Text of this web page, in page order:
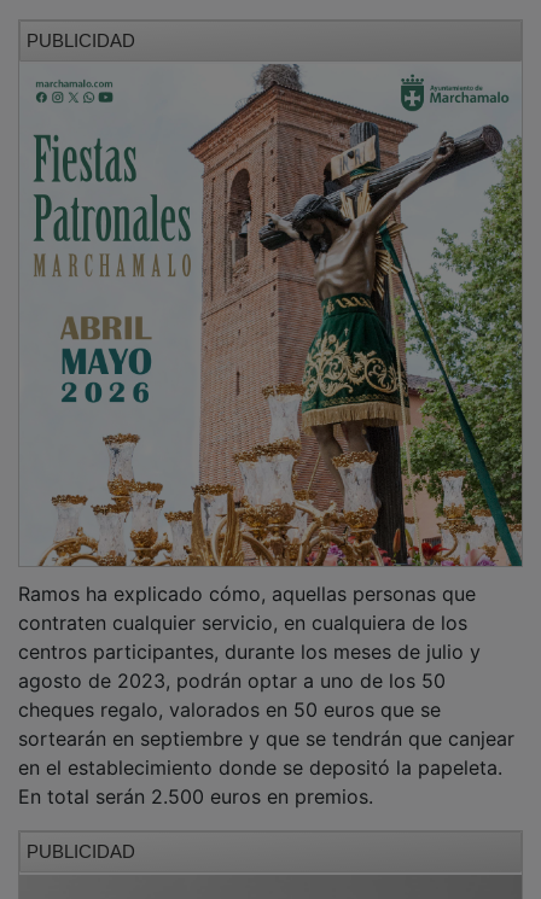
Ramos ha explicado cómo, aquellas personas que
contraten cualquier servicio, en cualquiera de los
centros participantes, durante los meses de julio y
agosto de 2023, podrán optar a uno de los 50
cheques regalo, valorados en 50 euros que se
sortearán en septiembre y que se tendrán que canjear
en el establecimiento donde se depositó la papeleta.
En total serán 2.500 euros en premios.